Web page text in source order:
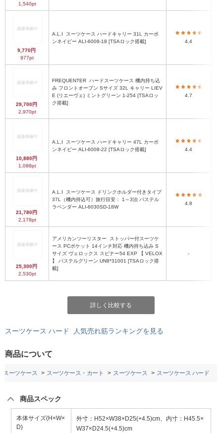
1,540pt
9,770円
977pt
A.L.I
ンネイビー ALI-6008-18 [TSAロック搭載]
4.4
29,700円
2,970pt
FREQUENTER
み フロントオープン Sサイズ 32L キャリー LIEV
E (リエーヴェ) ミントグリーン 1-254 [TSAロッ
ク搭載]
4.7
10,880円
1,088pt
A.L.I
ンネイビー ALI-6008-22 [TSAロック搭載]
4.4
21,780円
2,178pt
A.L.I
37L（機内持込可）旅行目安： 1～3泊 パステル
ラベンダー ALI-6030SD-18W
4.8
25,300円
2,530pt
アメリカンツーリスター
ース PCポケット 14インチ対応 機内持ち込み S
サイズ ヴェロックス スピナー54 EXP 【 VELOX
】 パステルグリーン UN8*31001 [TSAロック搭
載]
-
詳しく比較する
スーツケース ハード 人気売れ筋ランキングを見る
商品について
スーツケース スーツケース・カート スーツケース スーツケース ハード
商品スペック
本体サイズ(H×W×
D)
外寸：H52×W38×D25(+4.5)cm、内寸：H45.5×
W37×D24.5(+4.5)cm